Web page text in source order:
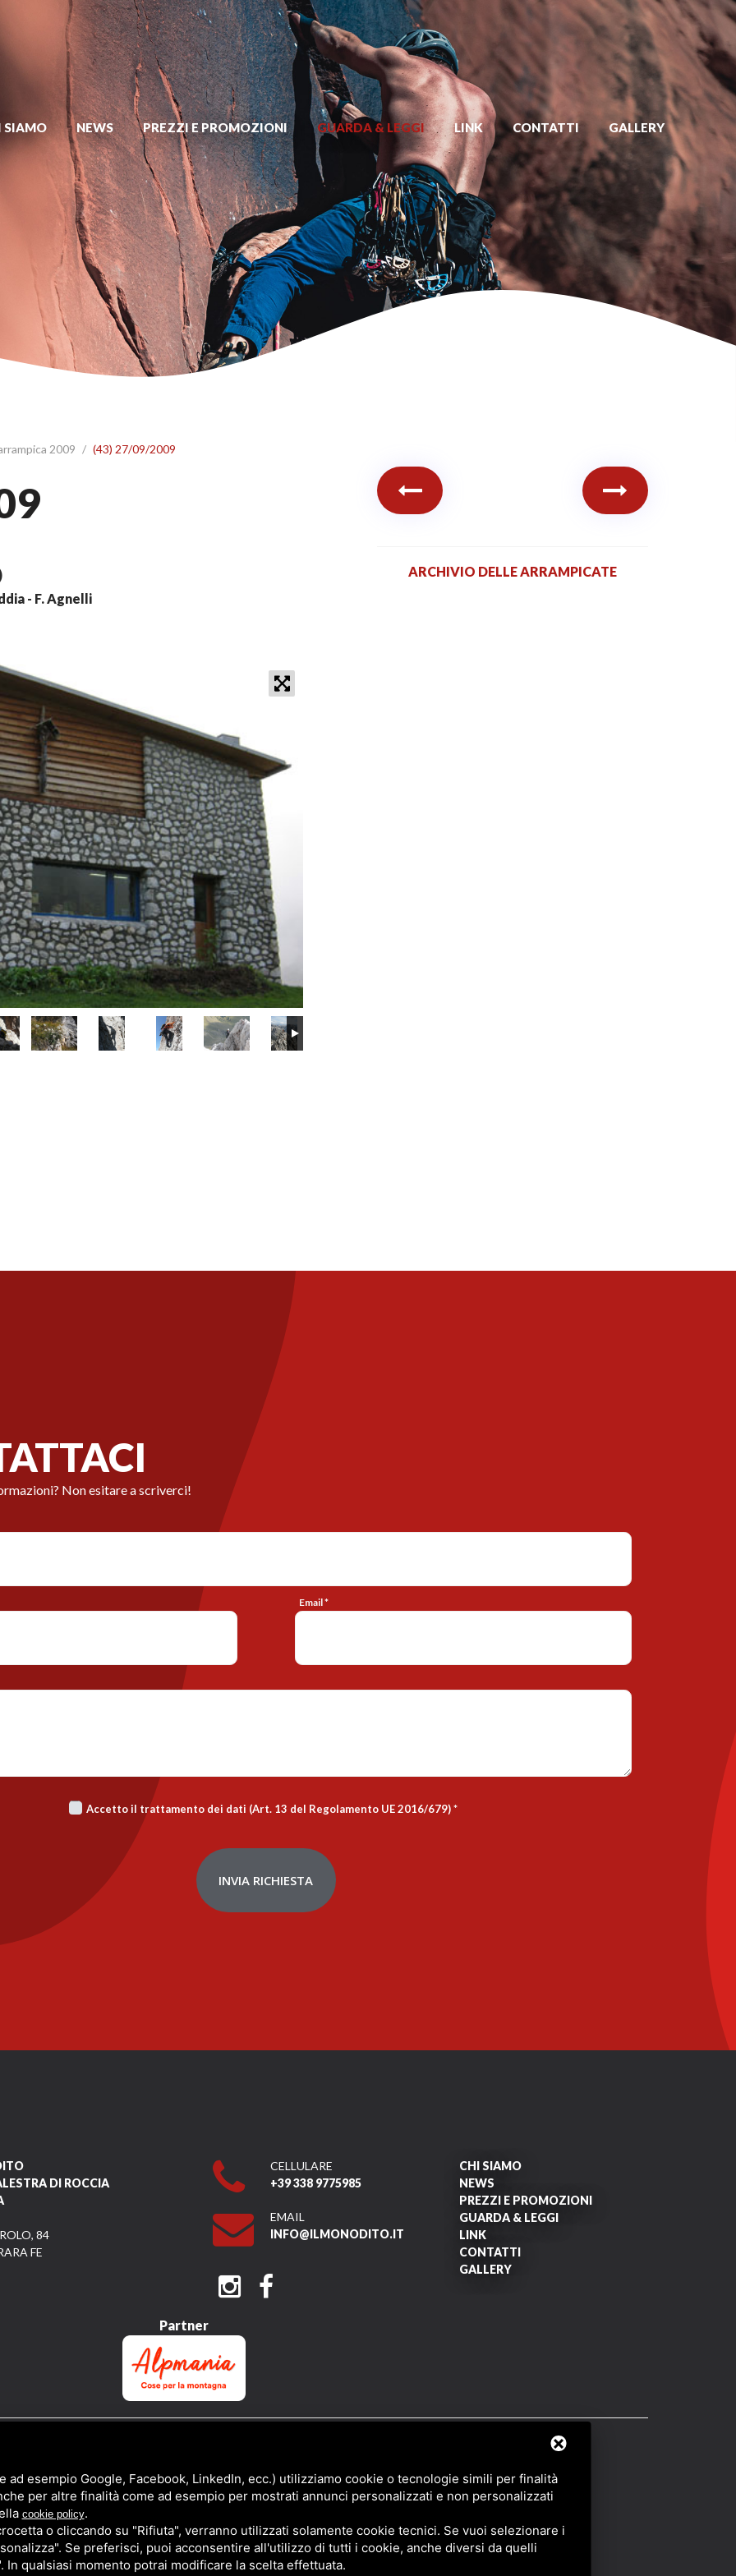
SIAMO NEWS PREZZI E PROMOZIONI GUARDA & LEGGI LINK CONTATTI GALLERY
2009 / (43) 27/09/2009
- F. Agnelli
ARCHIVIO DELLE ARRAMPICATE
Non esitare a scriverci!
Email *
Accetto il trattamento dei dati (Art. 13 del Regolamento UE 2016/679)*
INVIA RICHIESTA
DI ROCCIA
84
FE
CELLULARE
+39 338 9775985
EMAIL
INFO@ILMONODITO.IT
CHI SIAMO
NEWS
PREZZI E PROMOZIONI
GUARDA & LEGGI
LINK
CONTATTI
GALLERY
Partner
ad esempio Google, Facebook, LinkedIn, ecc.) utilizziamo cookie o tecnologie simili per finalità
per altre finalità come ad esempio per mostrati annunci personalizzati e non personalizzati
cookie policy.
o cliccando su "Rifiuta", verranno utilizzati solamente cookie tecnici. Se vuoi selezionare i
Se preferisci, puoi acconsentire all'utilizzo di tutti i cookie, anche diversi da quelli
qualsiasi momento potrai modificare la scelta effettuata.